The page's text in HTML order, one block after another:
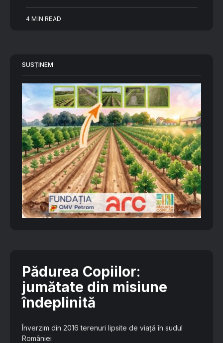
4 MIN READ
SUSȚINEM
Pădurea Copiilor:
jumătate din misiune
îndeplinită
Înverzim din 2016 terenuri lipsite de viață în sudul
României